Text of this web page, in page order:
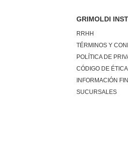
GRIMOLDI
RRHH
TÉRMINOS Y
POLÍTICA DE
CÓDIGO DE
INFORMACIÓN
SUCURSALES